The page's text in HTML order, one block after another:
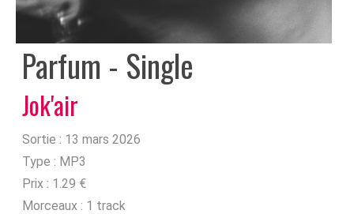
Parfum - Single
Jok'air
Sortie : 13 mars 2026
Type : MP3
Prix : 1.29 €
Morceaux : 1 track